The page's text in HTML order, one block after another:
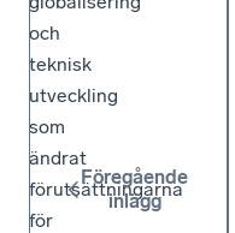
och
teknisk
utveckling
som
ändrat
förutsättningarna
för
Föregående
inlägg